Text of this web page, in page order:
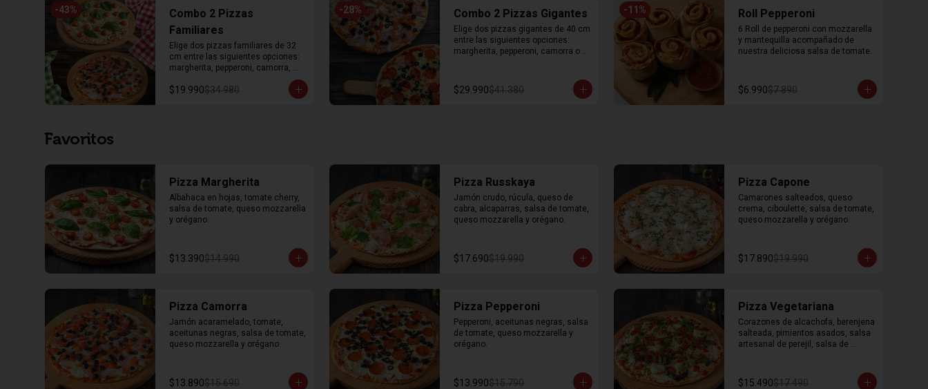
-43%
Combo 2 Pizzas
Familiares
Elige dos pizzas familiares de 32
cm entre las siguientes opciones:
margherita, pepperoni, camorra,
$19.990$34.980
-28% Combo 2 Pizzas Gigantes
Elige dos pizzas gigantes de 40 cm
entre las siguientes opciones:
margherita, pepperoni, camorra o
$29.990$41.380
-11 % Roll Pepperoni
6 Roll de pepperoni con mozzarella
y mantequilla acompañado de
nuestra deliciosa salsa de tomate.
$6.990$7.890
Favoritos
Pizza Margherita
Albahaca en hojas, tomate cherry,
salsa de tomate, queso mozzarella
y orégano.
$13.390$14.990
Pizza Russkaya
Jamón crudo, rúcula, queso de
cabra, alcaparras, salsa de tomate,
queso mozzarella y orégano.
$17.690$19.990
Pizza Capone
Camarones salteados, queso
crema, ciboulette, salsa de tomate,
queso mozzarella y orégano.
$17.890$19.990
Pizza Camorra
Jamón acaramelado, tomate,
aceitunas negras, salsa de tomate,
queso mozzarella y orégano.
$13.890$15.690
Pizza Pepperoni
Pepperoni, aceitunas negras, salsa
de tomate, queso mozzarella y
orégano.
$13.990$15.790
Pizza Vegetariana
Corazones de alcachofa, berenjena
salteada, pimientos asados, salsa
artesanal de perejil, salsa de
$15.490$17.490